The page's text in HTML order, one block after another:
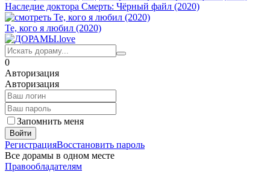
Наследие доктора Смерть: Чёрный файл (2020)
Те, кого я любил (2020)
0
Авторизация
Авторизация
Запомнить меня
Войти
РегистрацияВосстановить пароль
Все дорамы в одном месте
Правообладателям